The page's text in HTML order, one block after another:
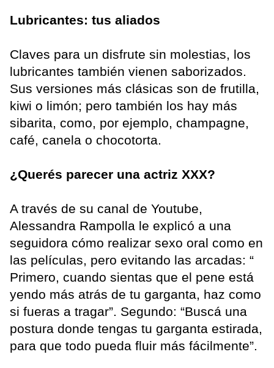
Lubricantes: tus aliados
Claves para un disfrute sin molestias, los
lubricantes también vienen saborizados.
Sus versiones más clásicas son de frutilla,
kiwi o limón; pero también los hay más
sibarita, como, por ejemplo, champagne,
café, canela o chocotorta.
¿Querés parecer una actriz XXX?
A través de su canal de Youtube,
Alessandra Rampolla le explicó a una
seguidora cómo realizar sexo oral como en
las películas, pero evitando las arcadas: “
Primero, cuando sientas que el pene está
yendo más atrás de tu garganta, haz como
si fueras a tragar”. Segundo: “Buscá una
postura donde tengas tu garganta estirada,
para que todo pueda fluir más fácilmente”.